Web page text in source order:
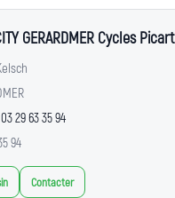
GERARDMER Cycles Picart
03 29 63 35 94
94
Contacter